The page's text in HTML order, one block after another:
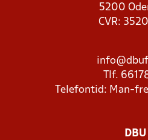
5200
CVR:
Tlf.
Telefontid: Man-
DBU